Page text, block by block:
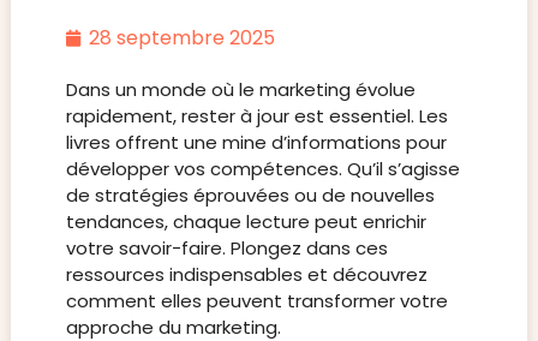
28 septembre 2025
Dans un monde où le marketing évolue
rapidement, rester à jour est essentiel. Les
livres offrent une mine d’informations pour
développer vos compétences. Qu’il s’agisse
de stratégies éprouvées ou de nouvelles
tendances, chaque lecture peut enrichir
votre savoir-faire. Plongez dans ces
ressources indispensables et découvrez
comment elles peuvent transformer votre
approche du marketing.